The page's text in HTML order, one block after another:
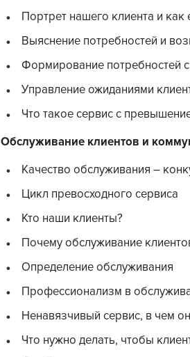
Портрет нашего клиента и как
Выяснение потребностей и
Формирование потребностей
Управление ожиданиями
Что такое сервис с
Обслуживание клиентов и
Качество обслуживания –
Цикл превосходного сервиса
Кто наши клиенты?
Почему обслуживание
Определение обслуживания
Профессионализм в
Ненавязчивый сервис, в чем
Что нужно делать, чтобы